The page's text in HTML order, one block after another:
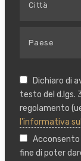
Dichiaro di
testo del d.lgs.
regolamento
l'informativa
fine di poter